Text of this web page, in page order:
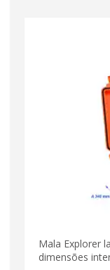
Mala Explorer
dimensões